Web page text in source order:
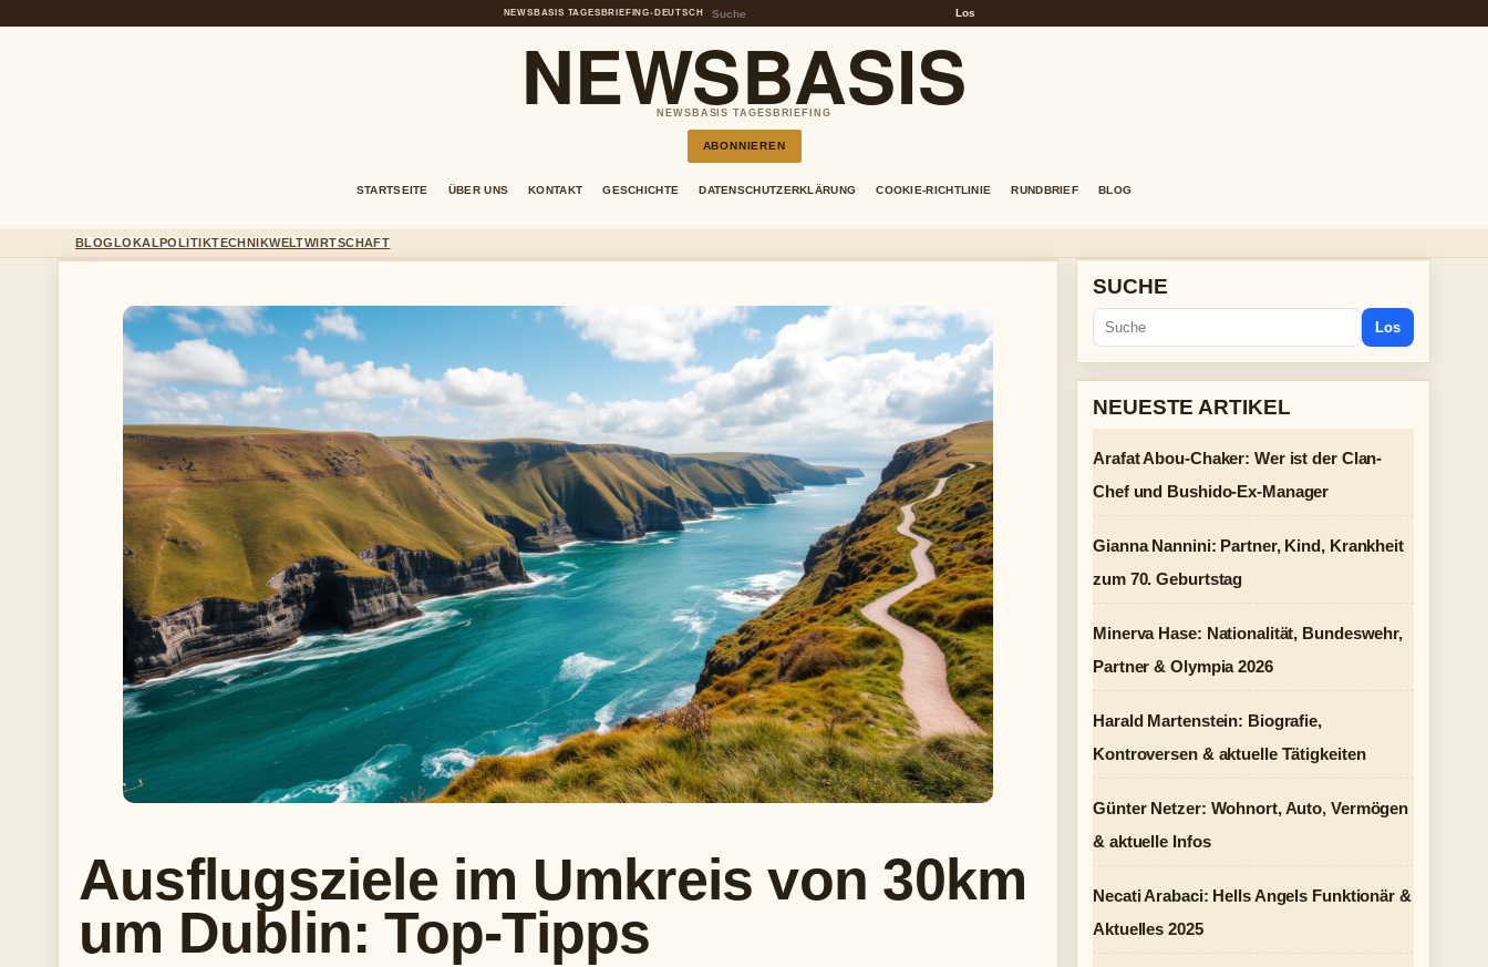
NEWSBASIS TAGESBRIEFING• DEUTSCH Los
NEWSBASIS
NEWSBASIS TAGESBRIEFING
ABONNIEREN
STARTSEITE ÜBER UNS KONTAKT GESCHICHTE DATENSCHUTZERKLÄRUNG COOKIE-RICHTLINIE RUNDBRIEF BLOG
BLOGLOKALPOLITIKTECHNIKWELTWIRTSCHAFT
Ausflugsziele im Umkreis von 30km
um Dublin: Top-Tipps
SUCHE
Los
NEUESTE ARTIKEL
Arafat Abou-Chaker: Wer ist der Clan-
Chef und Bushido-Ex-Manager
Gianna Nannini: Partner, Kind, Krankheit
zum 70. Geburtstag
Minerva Hase: Nationalität, Bundeswehr,
Partner & Olympia 2026
Harald Martenstein: Biografie,
Kontroversen & aktuelle Tätigkeiten
Günter Netzer: Wohnort, Auto, Vermögen
& aktuelle Infos
Necati Arabaci: Hells Angels Funktionär &
Aktuelles 2025